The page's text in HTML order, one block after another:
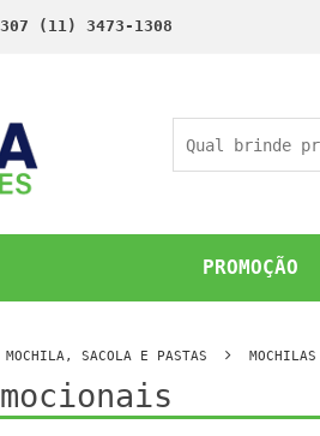
(11) 3473-1308
PROMOÇÃO
MOCHILA, SACOLA E PASTAS